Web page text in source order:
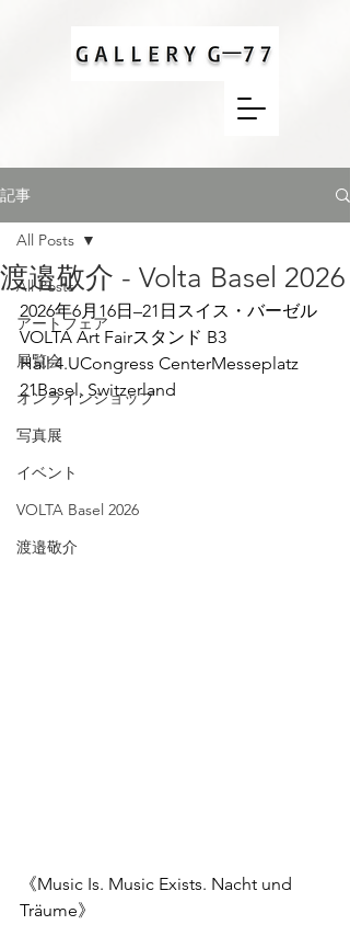
記事
All Posts
アートフェア
展覧会
オンラインショップ
写真展
イベント
VOLTA Basel 2026
渡邉敬介
All Posts
渡邉敬介 - Volta Basel 2026
2026年6月16日–21日スイス・バーゼル
VOLTA Art Fairスタンド B3
Hall 4.UCongress CenterMesseplatz
21Basel, Switzerland
《Music Is. Music Exists. Nacht und
Träume》